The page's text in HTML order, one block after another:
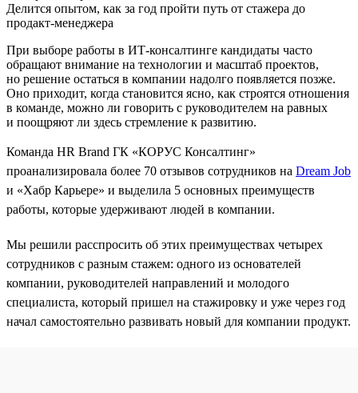
Делится опытом, как за год пройти путь от стажера до
продакт-менеджера
При выборе работы в ИТ-консалтинге кандидаты часто
обращают внимание на технологии и масштаб проектов,
но решение остаться в компании надолго появляется позже.
Оно приходит, когда становится ясно, как строятся отношения
в команде, можно ли говорить с руководителем на равных
и поощряют ли здесь стремление к развитию.
Команда HR Brand ГК «КОРУС Консалтинг»
проанализировала более 70 отзывов сотрудников на Dream Job
и «Хабр Карьере» и выделила 5 основных преимуществ
работы, которые удерживают людей в компании.
Мы решили расспросить об этих преимуществах четырех
сотрудников с разным стажем: одного из основателей
компании, руководителей направлений и молодого
специалиста, который пришел на стажировку и уже через год
начал самостоятельно развивать новый для компании продукт.